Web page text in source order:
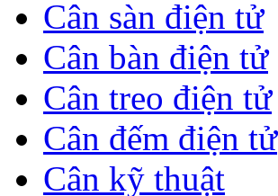
Cân sàn điện tử
Cân bàn điện tử
Cân treo điện tử
Cân đếm điện tử
Cân kỹ thuật